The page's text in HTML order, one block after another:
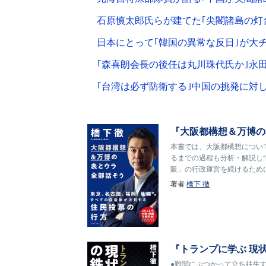
石原慎太郎氏らが建てた｢尖閣諸島の
日本にとって｢韓国の異常な反日｣が大
｢森喜朗会長の後任は丸川珠代氏か｣永
｢台湾は必ず防衛する｣中国の挑発に対
『大阪都構想＆万博
本書では、大阪都構想につ
るまでの過程も分析・解説
阪」の行政運営を続けるた
著者 橋下 徹
『トランプに学ぶ 現
●難関にぶつかって立ち往生